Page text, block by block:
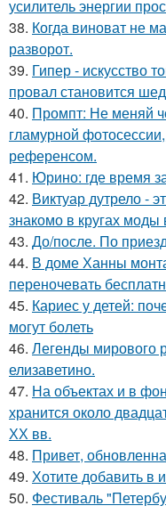
усилитель энергии
38. Когда виноват не
разворот.
39. Гипер - искусство
провал становится
40. Промпт: Не меняй
гламурной
референсом.
41. Юрино: где время
42. Виктуар дутрело -
знакомо в кругах
43. До/после. По
44. В доме Ханны
переночевать
45. Кариес у детей:
могут болеть
46. Легенды мирового
елизаветино.
47. На объектах и в
хранится около
ХХ вв.
48. Привет,
49. Хотите добавить в
50. Фестиваль